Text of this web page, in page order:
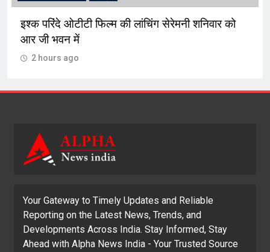
इश्क परिंदे ओटीटी फिल्म की लांचिंग सेरेमनी शनिवार को
आर जी भवन में
2 hours ago
Your Gateway to Timely Updates and Reliable
Reporting on the Latest News, Trends, and
Developments Across India. Stay Informed, Stay
Ahead with Alpha News India - Your Trusted Source